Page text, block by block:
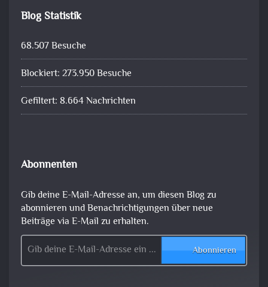
Blog Statistik
68.507 Besuche
Blockiert: 273.950 Besuche
Gefiltert: 8.664 Nachrichten
Abonnenten
Gib deine E-Mail-Adresse an, um diesen Blog zu
abonnieren und Benachrichtigungen über neue
Beiträge via E-Mail zu erhalten.
Gib deine E-Mail-Adresse ein ...
Abonnieren